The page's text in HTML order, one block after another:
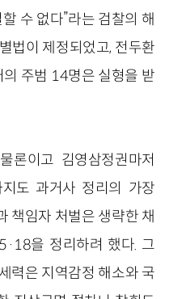
수 없다”라는 검찰의 해
법이 제정되었고, 전두환
주범 14명은 실형을 받
론이고 김영삼정권마저
도 과거사 정리의 가장
책임자 처벌은 생략한 채
을 정리하려 했다. 그
력은 지역감정 해소와 국